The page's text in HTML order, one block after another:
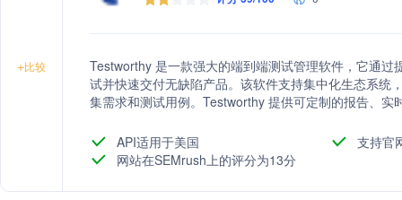
+比较
Testworthy 是一款强大的端到端测试管理软件，它通
试并快速交付无缺陷产品。该软件支持集中化生态系统
集需求和测试用例。Testworthy 提供可定制的报告、
API适用于美国
支持官
网站在SEMrush上的评分为13分